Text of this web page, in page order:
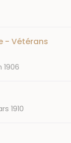
- Vétérans
1906
1910